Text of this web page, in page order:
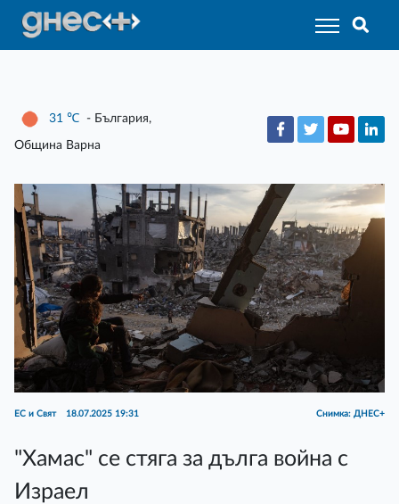
31 ℃ - България,
Община Варна
ЕС и Свят 18.07.2025 19:31 Снимка: ДНЕС+
"Хамас" се стяга за дълга война с
Израел